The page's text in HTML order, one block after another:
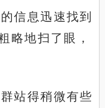
信息迅速找到
略地扫了眼，
站得稍微有些